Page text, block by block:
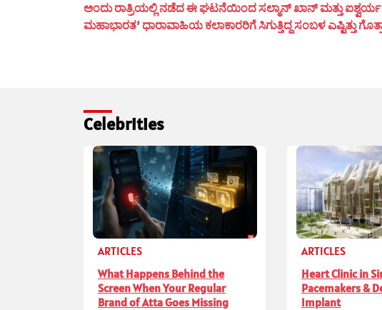
ಅಂದು ರಾತ್ರಿಯಲ್ಲಿ ನಡೆದ ಈ ಘಟನೆಯಿಂದ ಸಲ್ಮಾನ್ ಖಾನ್ ಮತ್ತು
ಮಹಾಭಾರತ’ ಧಾರಾವಾಹಿಯ ಕಲಾಕಾರರಿಗೆ ಸಿಗುತ್ತಿದ್ದ ಸಂಬಳ ಎಷ್ಟಿತ್ತು
Celebrities
ARTICLES
What Happens Behind the
Screen When Your Regular
Brand of Atta Goes Missing
ARTICLES
Heart Clinic in
Pacemakers &
Implant